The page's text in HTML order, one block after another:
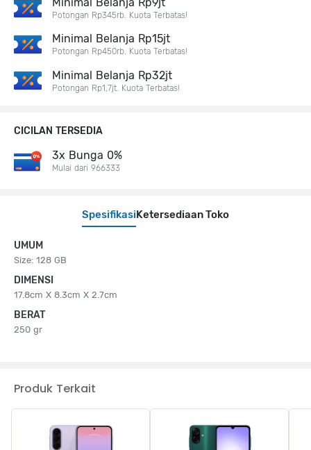
SpesifikasiKetersediaan Toko
UMUM
Size: 128 GB
DIMENSI
17.8cm X 8.3cm X 2.7cm
BERAT
250 gr
Potongan Rp345rb. Kuota Terbatas!
Minimal Belanja Rp15jt
Potongan Rp450rb. Kuota Terbatas!
Minimal Belanja Rp32jt
Potongan Rp1,7jt. Kuota Terbatas!
CICILAN TERSEDIA
3x Bunga 0%
Mulai dari 966333
Produk Terkait